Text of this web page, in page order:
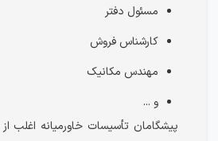
مسئول دفتر
کارشناس فروش
مهندس مکانیک
و ...
پیشگامان تأسیسات خاورمیانه اغلب